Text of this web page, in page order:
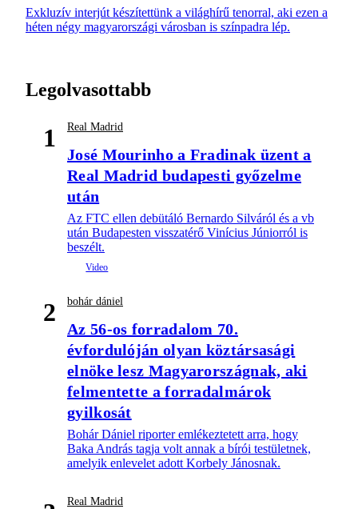
Exkluzív interjút készítettünk a világhírű tenorral, aki ezen a
héten négy magyarországi városban is színpadra lép.
Legolvasottabb
1 Real Madrid
José Mourinho a Fradinak üzent a
Real Madrid budapesti győzelme
után
Az FTC ellen debütáló Bernardo Silváról és a vb
után Budapesten visszatérő Vinícius Júniorról is
beszélt.
2 bohár dániel
Az 56-os forradalom 70.
évfordulóján olyan köztársasági
elnöke lesz Magyarországnak, aki
felmentette a forradalmárok
gyilkosát
Bohár Dániel riporter emlékeztetett arra, hogy
Baka András tagja volt annak a bírói testületnek,
amelyik enlevelet adott Korbely Jánosnak.
Real Madrid